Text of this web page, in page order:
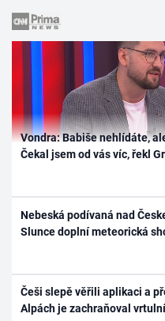
Vondra: Babiše nehlídáte,
Čekal jsem od vás víc, řekl
Nebeská podívaná nad
Slunce doplní meteorická
Češi slepě věřili aplikaci a
Alpách je zachraňoval